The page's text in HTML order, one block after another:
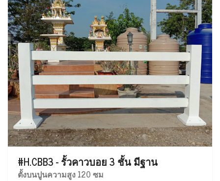
#H.CBB3 - รั้วคาวบอย 3 ชั้น มีฐาน
ตั้งบนปูนความสูง 120 ซม